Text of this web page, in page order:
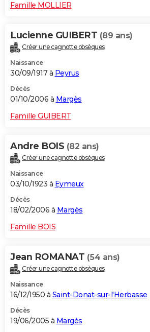
Famille MOLLIER
Lucienne GUIBERT (89 ans)
Créer une cagnotte obsèques
Naissance
30/09/1917 à Peyrus
Décès
01/10/2006 à Margès
Famille GUIBERT
Andre BOIS (82 ans)
Créer une cagnotte obsèques
Naissance
03/10/1923 à Eymeux
Décès
18/02/2006 à Margès
Famille BOIS
Jean ROMANAT (54 ans)
Créer une cagnotte obsèques
Naissance
16/12/1950 à Saint-Donat-sur-l'Herbasse
Décès
19/06/2005 à Margès